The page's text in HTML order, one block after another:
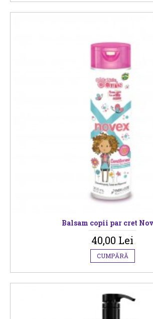
Balsam copii par cret
40,00 Lei
CUMPĂRĂ